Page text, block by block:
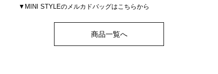
▼MINI STYLEのメルカドバッグはこちらから
商品一覧へ